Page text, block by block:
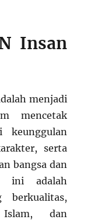
Insan
menjadi
mencetak
keunggulan
serta
bangsa dan
ini adalah
berkualitas,
dan